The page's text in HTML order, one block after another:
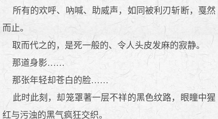
所有的欢呼、吶喊、助威声，如同被利刃斩断，戛然
而止。
取而代之的，是死一般的、令人头皮发麻的寂静。
那道身影……
那张年轻却苍白的脸……
此时此刻，却笼罩著一层不祥的黑色纹路，眼瞳中猩
红与污浊的黑气疯狂交织。